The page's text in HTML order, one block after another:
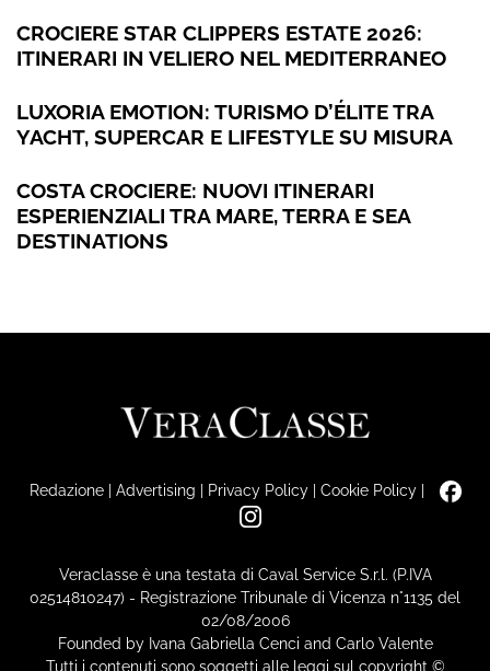
CROCIERE STAR CLIPPERS ESTATE 2026:
ITINERARI IN VELIERO NEL MEDITERRANEO
LUXORIA EMOTION: TURISMO D’ÉLITE TRA
YACHT, SUPERCAR E LIFESTYLE SU MISURA
COSTA CROCIERE: NUOVI ITINERARI
ESPERIENZIALI TRA MARE, TERRA E SEA
DESTINATIONS
Redazione| Advertising | Privacy Policy| Cookie Policy|
Veraclasse è una testata di Caval Service S.r.l. (P.IVA
02514810247) - Registrazione Tribunale di Vicenza n°1135 del
02/08/2006
Founded by Ivana Gabriella Cenci and Carlo Valente
Tutti i contenuti sono soggetti alle leggi sul copyright ©